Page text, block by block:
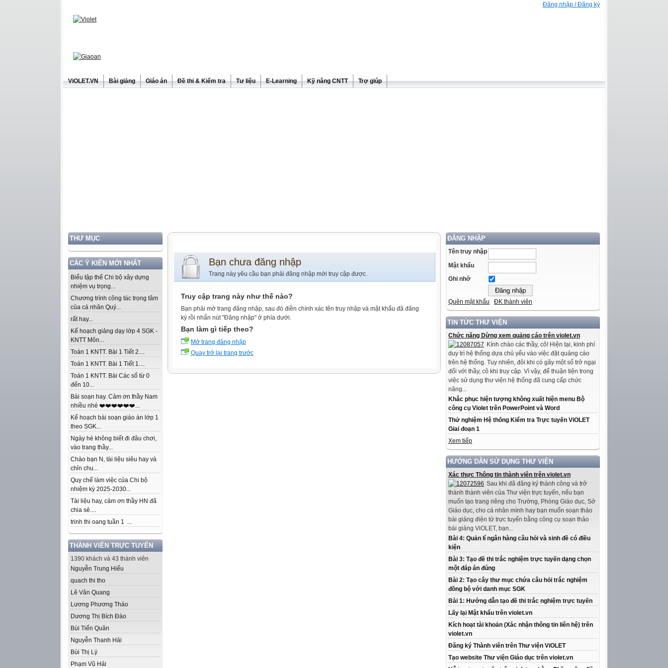
Đăng nhập / Đăng ký
ViOLET.VN Bài giảng Giáo án Đề thi & Kiểm tra Tư liệu E-Learning Kỹ năng CNTT Trợ giúp
THƯ MỤC
CÁC Ý KIẾN MỚI NHẤT
Biểu tập thể Chi bộ xây dựng
nhiệm vụ trọng...
Chương trình công tác trọng tâm
của cá nhân Quý...
rất hay...
Kế hoạch giảng dạy lớp 4 SGK -
KNTT Môn...
Toán 1 KNTT. Bài 1 Tiết 2....
Toán 1 KNTT. Bài 1 Tiết 1....
Toán 1 KNTT. Bài Các số từ 0
đến 10...
Bài soạn hay. Cảm ơn thầy Nam
nhiều nhé ❤️❤️❤️❤️❤️❤️...
Kế hoạch bài soạn giáo án lớp 1
theo SGK...
Ngày hè không biết đi đâu chơi,
vào trang thầy...
Chào bạn N, tài liệu siêu hay và
chỉn chu...
Quy chế làm việc của Chi bộ
nhiệm kỳ 2025-2030...
Tài liệu hay, cảm ơn thầy HN đã
chia sẻ....
trinh thi oang tuần 1 ...
THÀNH VIÊN TRỰC TUYẾN
1390 khách và 43 thành viên
Nguyễn Trung Hiếu
quach thi tho
Lê Vân Quang
Lương Phương Thảo
Dương Thị Bích Đào
Bùi Tiến Quân
Nguyễn Thanh Hải
Bùi Thị Lý
Phạm Vũ Hải
ĐĂNG NHẬP
Tên truy nhập
Mật khẩu
Ghi nhớ
Quên mật khẩu ĐK thành viên
TIN TỨC THƯ VIỆN
Chức năng Dừng xem quảng cáo trên violet.vn
Kính chào các thầy, cô! Hiện tại, kinh phí
duy trì hệ thống dựa chủ yếu vào việc đặt quảng cáo
trên hệ thống. Tuy nhiên, đôi khi có gây một số trở ngại
đối với thầy, cô khi truy cập. Vì vậy, để thuận tiện trong
việc sử dụng thư viện hệ thống đã cung cấp chức
năng...
Khắc phục hiện tượng không xuất hiện menu Bộ
công cụ Violet trên PowerPoint và Word
Thử nghiệm Hệ thống Kiểm tra Trực tuyến ViOLET
Giai đoạn 1
Xem tiếp
HƯỚNG DẪN SỬ DỤNG THƯ VIỆN
Xác thực Thông tin thành viên trên violet.vn
Sau khi đã đăng ký thành công và trở
thành thành viên của Thư viện trực tuyến, nếu bạn
muốn tạo trang riêng cho Trường, Phòng Giáo dục, Sở
Giáo dục, cho cá nhân mình hay bạn muốn soạn thảo
bài giảng điện tử trực tuyến bằng công cụ soạn thảo
bài giảng ViOLET, bạn...
Bài 4: Quản lí ngân hàng câu hỏi và sinh đề có điều
kiện
Bài 3: Tạo đề thi trắc nghiệm trực tuyến dạng chọn
một đáp án đúng
Bài 2: Tạo cây thư mục chứa câu hỏi trắc nghiệm
đồng bộ với danh mục SGK
Bài 1: Hướng dẫn tạo đề thi trắc nghiệm trực tuyến
Lấy lại Mật khẩu trên violet.vn
Kích hoạt tài khoản (Xác nhận thông tin liên hệ) trên
violet.vn
Đăng ký Thành viên trên Thư viện ViOLET
Tạo website Thư viện Giáo dục trên violet.vn
Bạn chưa đăng nhập
Trang này yêu cầu bạn phải đăng nhập mới truy cập được.
Truy cập trang này như thế nào?
Bạn phải mở trang đăng nhập, sau đó điền chính xác tên truy nhập và mật khẩu đã đăng
ký rồi nhấn nút "Đăng nhập" ở phía dưới.
Bạn làm gì tiếp theo?
Mở trang đăng nhập
Quay trở lại trang trước